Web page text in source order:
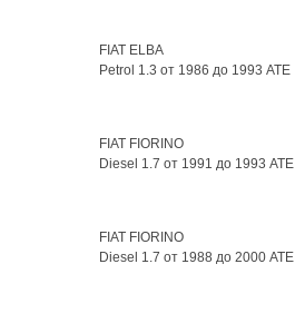
FIAT ELBA
Petrol 1.3 от 1986 до 1993 ATE
FIAT FIORINO
Diesel 1.7 от 1991 до 1993 ATE
FIAT FIORINO
Diesel 1.7 от 1988 до 2000 ATE